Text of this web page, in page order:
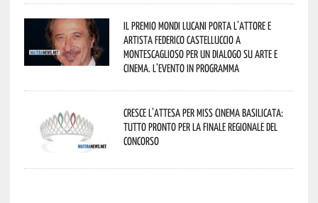
Il Premio Mondi Lucani porta l’attore e
artista Federico Castelluccio a
Montescaglioso per un dialogo su arte e
cinema. L’evento in programma
Cresce l’attesa per Miss Cinema Basilicata:
tutto pronto per la finale regionale del
concorso